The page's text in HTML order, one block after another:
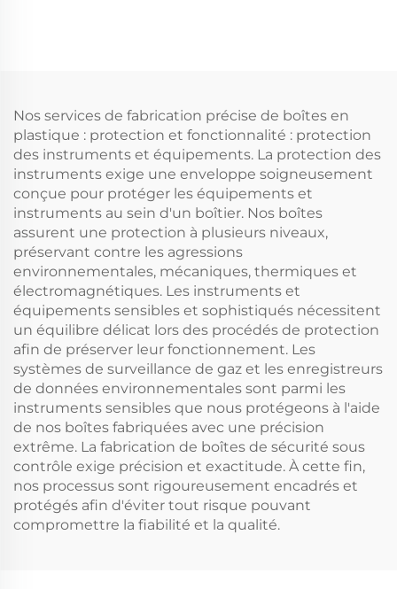
Nos services de fabrication précise de boîtes en
plastique : protection et fonctionnalité : protection
des instruments et équipements. La protection des
instruments exige une enveloppe soigneusement
conçue pour protéger les équipements et
instruments au sein d'un boîtier. Nos boîtes
assurent une protection à plusieurs niveaux,
préservant contre les agressions
environnementales, mécaniques, thermiques et
électromagnétiques. Les instruments et
équipements sensibles et sophistiqués nécessitent
un équilibre délicat lors des procédés de protection
afin de préserver leur fonctionnement. Les
systèmes de surveillance de gaz et les enregistreurs
de données environnementales sont parmi les
instruments sensibles que nous protégeons à l'aide
de nos boîtes fabriquées avec une précision
extrême. La fabrication de boîtes de sécurité sous
contrôle exige précision et exactitude. À cette fin,
nos processus sont rigoureusement encadrés et
protégés afin d'éviter tout risque pouvant
compromettre la fiabilité et la qualité.